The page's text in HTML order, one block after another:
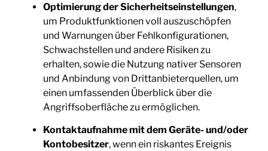
Optimierung der Sicherheitseinstellungen,
um Produktfunktionen voll auszuschöpfen
und Warnungen über Fehlkonfigurationen,
Schwachstellen und andere Risiken zu
erhalten, sowie die Nutzung nativer Sensoren
und Anbindung von Drittanbieterquellen, um
einen umfassenden Überblick über die
Angriffsoberfläche zu ermöglichen.
Kontaktaufnahme mit dem Geräte- und/oder
Kontobesitzer, wenn ein riskantes Ereignis